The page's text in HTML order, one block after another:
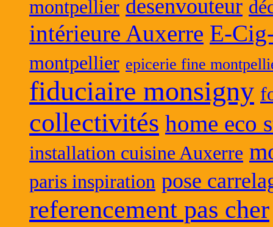
montpellier desenvouteur
intérieure Auxerre E-
montpellier epicerie fine
fiduciaire monsigny
collectivités home eco
installation cuisine Auxerre
paris inspiration pose
referencement pas cher